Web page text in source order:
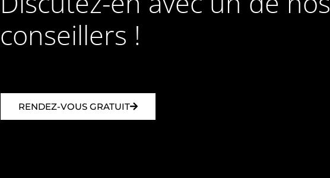
conseillers !
RENDEZ-VOUS GRATUIT